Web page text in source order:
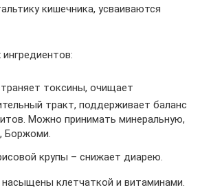
кишечника, усваиваются
токсины, очищает
тракт, поддерживает баланс
Можно принимать минеральную,
Боржоми.
крупы – снижает диарею.
клетчаткой и витаминами.